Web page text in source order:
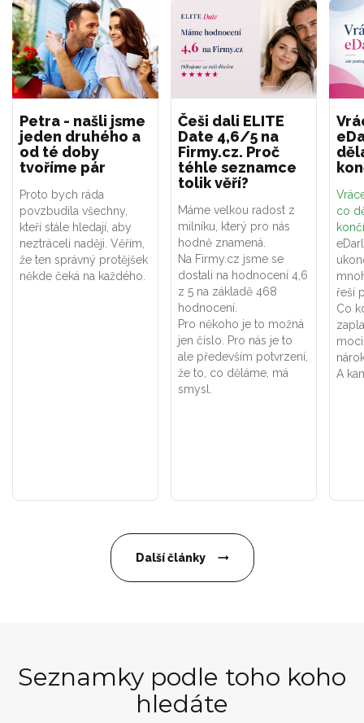
Petra - našli jsme
jeden druhého a
od té doby
tvoříme pár
Proto bych ráda
povzbudila všechny,
kteří stále hledají, aby
neztráceli naději. Věřím,
že ten správný protějšek
někde čeká na každého.
Češi dali ELITE
Date 4,6/5 na
Firmy.cz. Proč
téhle seznamce
tolik věří?
Máme velkou radost z
milníku, který pro nás
hodně znamená.
Na Firmy.cz jsme se
dostali na hodnocení 4,6
z 5 na základě 468
hodnocení.
Pro někoho je to možná
jen číslo. Pro nás je to
ale především potvrzení,
že to, co děláme, má
smysl.
co
řeší
Co
A
Další články
Seznamky podle toho koho
hledáte